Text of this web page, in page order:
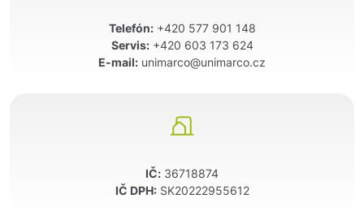
Telefón: +420 577 901 148
Servis: +420 603 173 624
E-mail: unimarco@unimarco.cz
IČ: 36718874
IČ DPH:SK20222955612